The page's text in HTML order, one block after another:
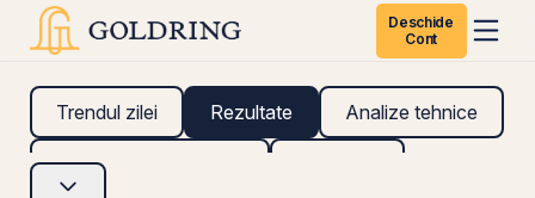
Deschide
Cont
Trendul zilei Rezultate Analize tehnice
Analize fundamentale